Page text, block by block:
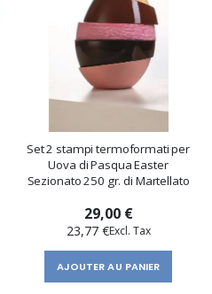
Set 2 stampi termoformati per
Uova di Pasqua Easter
Sezionato 250 gr. di Martellato
29,00 €
23,77 €
AJOUTER AU PANIER